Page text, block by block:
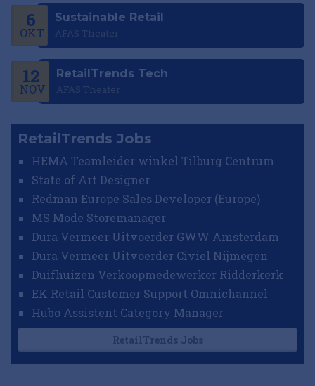
6
OKT
Sustainable Retail
AFAS Theater
12
NOV
RetailTrends Tech
AFAS Theater
RetailTrends Jobs
HEMA Teamleider winkel Tilburg Centrum
State of Art Designer
Redman Europe Sales Developer (Europe)
MS Mode Storemanager
Dura Vermeer Uitvoerder GWW Amsterdam
Dura Vermeer Uitvoerder Civiel Nijmegen
Duifhuizen Verkoopmedewerker Ridderkerk
EK Retail Customer Support Omnichannel
Hubo Assistent Category Manager
RetailTrends Jobs